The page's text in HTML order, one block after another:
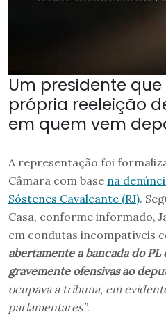
Um presidente
própria reeleição
em quem vem
A representação foi
Câmara com base na
Sóstenes Cavalcante (RJ).
Casa, conforme informado,
em condutas incompatíveis
abertamente a bancada do
gravemente ofensivas ao
ocupava a tribuna, em
parlamentares”.